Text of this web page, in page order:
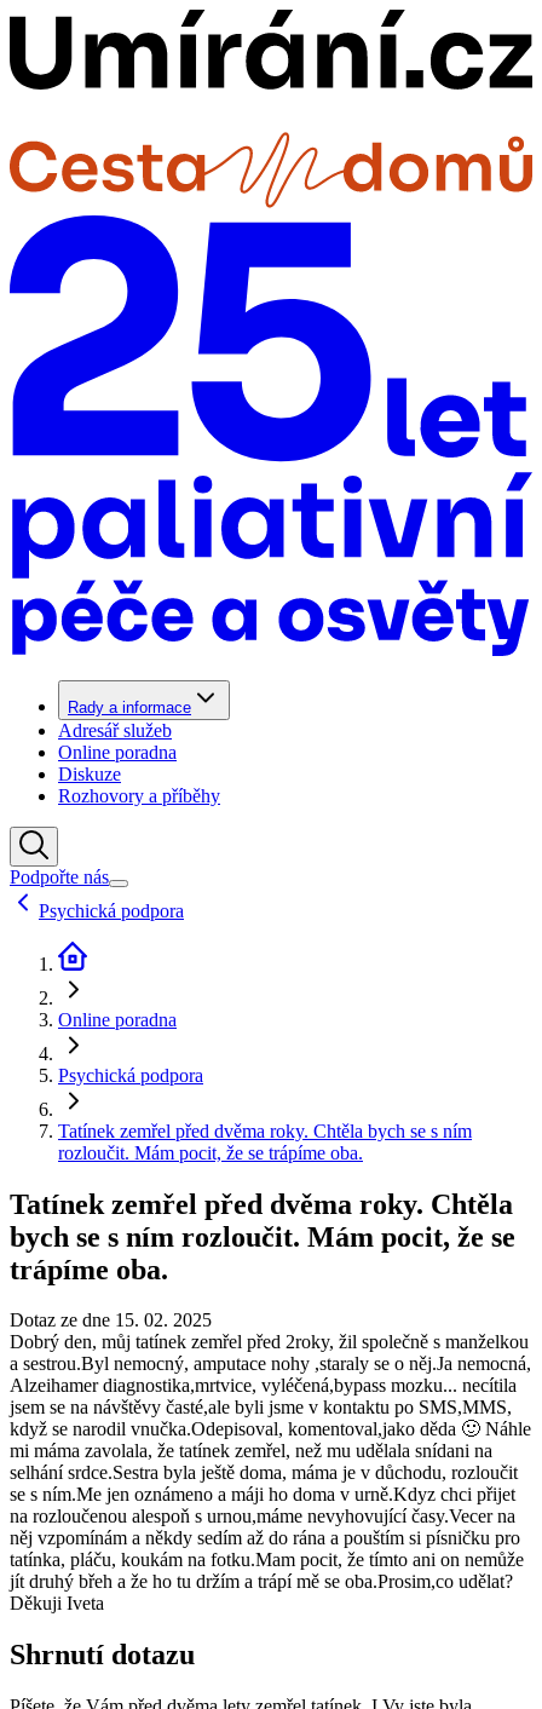
Rady a informace
Adresář služeb
Online poradna
Diskuze
Rozhovory a příběhy
Podpořte nás
Psychická podpora
Online poradna
Psychická podpora
Tatínek zemřel před dvěma roky. Chtěla bych se s ním
rozloučit. Mám pocit, že se trápíme oba.
Tatínek zemřel před dvěma roky. Chtěla
bych se s ním rozloučit. Mám pocit, že se
trápíme oba.
Dotaz ze dne 15. 02. 2025
Dobrý den, můj tatínek zemřel před 2roky, žil společně s manželkou
a sestrou.Byl nemocný, amputace nohy ,staraly se o něj.Ja nemocná,
Alzeihamer diagnostika,mrtvice, vyléčená,bypass mozku... necítila
jsem se na návštěvy časté,ale byli jsme v kontaktu po SMS,MMS,
když se narodil vnučka.Odepisoval, komentoval,jako děda 🙂 Náhle
mi máma zavolala, že tatínek zemřel, než mu udělala snídani na
selhání srdce.Sestra byla ještě doma, máma je v důchodu, rozloučit
se s ním.Me jen oznámeno a máji ho doma v urně.Kdyz chci přijet
na rozloučenou alespoň s urnou,máme nevyhovující časy.Vecer na
něj vzpomínám a někdy sedím až do rána a pouštím si písničku pro
tatínka, pláču, koukám na fotku.Mam pocit, že tímto ani on nemůže
jít druhý břeh a že ho tu držím a trápí mě se oba.Prosim,co udělat?
Děkuji Iveta
Shrnutí dotazu